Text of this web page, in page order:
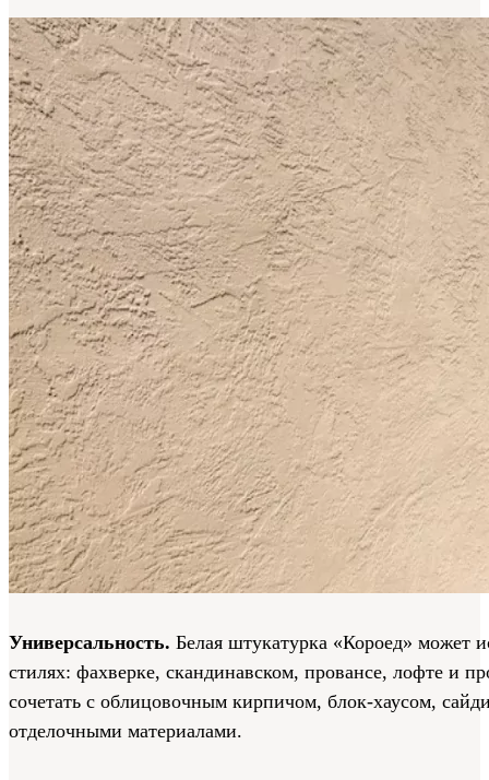
Универсальность. Белая штукатурка «Короед» может
стилях: фахверке, скандинавском, провансе, лофте и
сочетать с облицовочным кирпичом, блок-хаусом,
отделочными материалами.